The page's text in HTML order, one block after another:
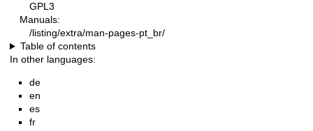
GPL3
Manuals:
/listing/extra/man-pages-pt_br/
Table of contents
In other languages:
de
en
es
fr